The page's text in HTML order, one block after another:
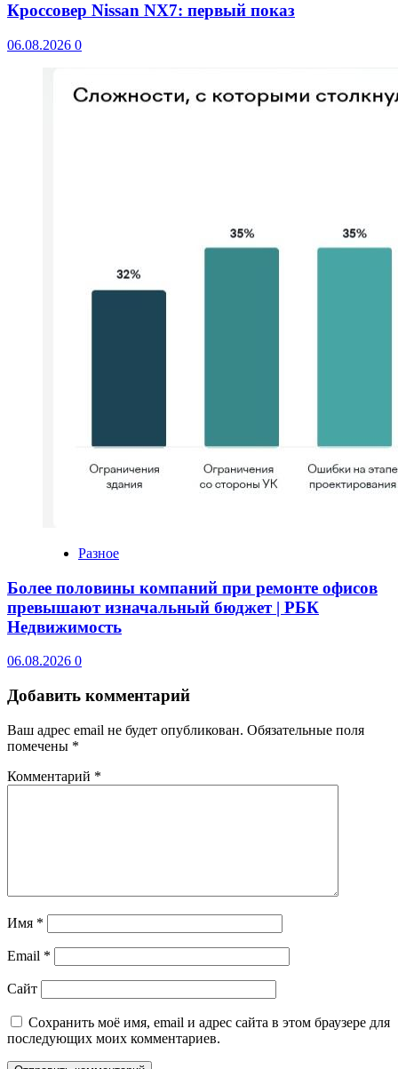
Кроссовер Nissan NX7: первый показ
06.08.2026 0
Разное
Более половины компаний при ремонте офисов
превышают изначальный бюджет | РБК
Недвижимость
06.08.2026 0
Добавить комментарий
Ваш адрес email не будет опубликован. Обязательные поля
помечены *
Комментарий *
Имя *
Email *
Сайт
Сохранить моё имя, email и адрес сайта в этом браузере для
последующих моих комментариев.